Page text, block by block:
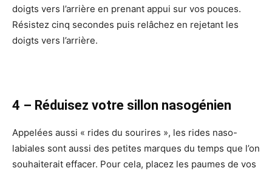
doigts vers l’arrière en prenant appui sur vos pouces.
Résistez cinq secondes puis relâchez en rejetant les
doigts vers l’arrière.
4 – Réduisez votre sillon nasogénien
Appelées aussi « rides du sourires », les rides naso-
labiales sont aussi des petites marques du temps que l’on
souhaiterait effacer. Pour cela, placez les paumes de vos